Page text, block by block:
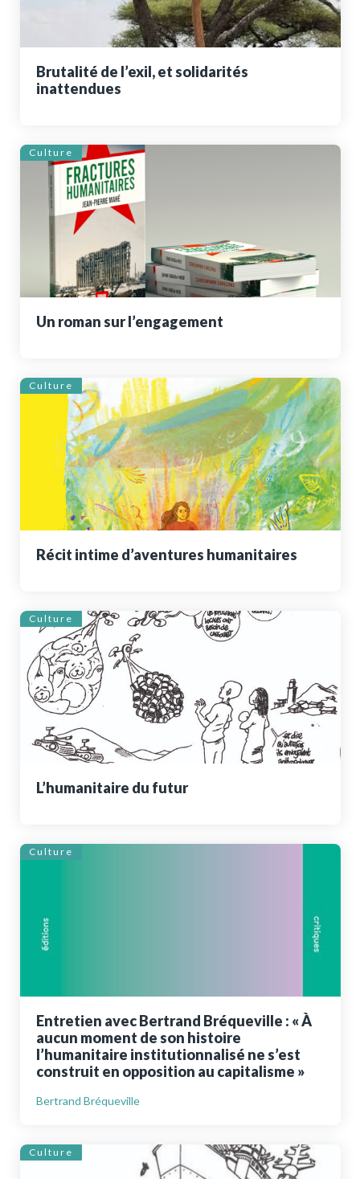
Brutalité de l’exil, et solidarités
inattendues
Culture
Un roman sur l’engagement
Culture
Récit intime d’aventures humanitaires
Culture
L’humanitaire du futur
Culture
Entretien avec Bertrand Bréqueville : « À
aucun moment de son histoire
l’humanitaire institutionnalisé ne s’est
construit en opposition au capitalisme »
Bertrand Bréqueville
Culture